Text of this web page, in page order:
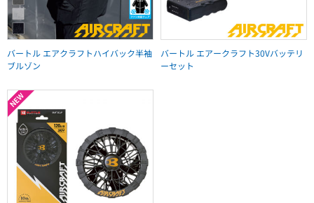
バートル エアクラフトハイバック半袖
ブルゾン
バートル エアークラフト30Vバッテリ
ーセット